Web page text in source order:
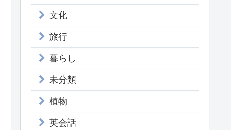
文化
旅行
暮らし
未分類
植物
英会話